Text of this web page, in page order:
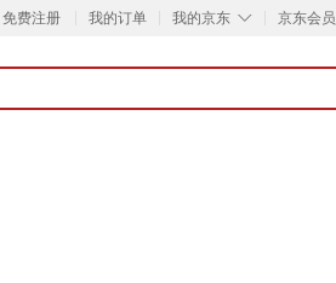
免费注册 我的订单 ◇
我的京东 京东会员